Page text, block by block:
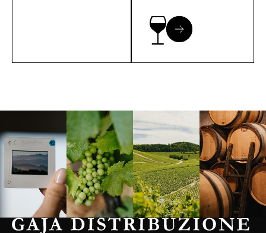
Langa, 1977 Borgogna,
Francia
Borgogna,
Francia
Instagram